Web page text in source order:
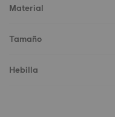
Material
Tamaño
Hebilla